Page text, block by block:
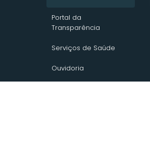
Portal da
Transparência
Serviços de Saúde
Ouvidoria